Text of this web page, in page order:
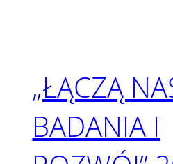
„ŁĄCZĄ
BADANIA I